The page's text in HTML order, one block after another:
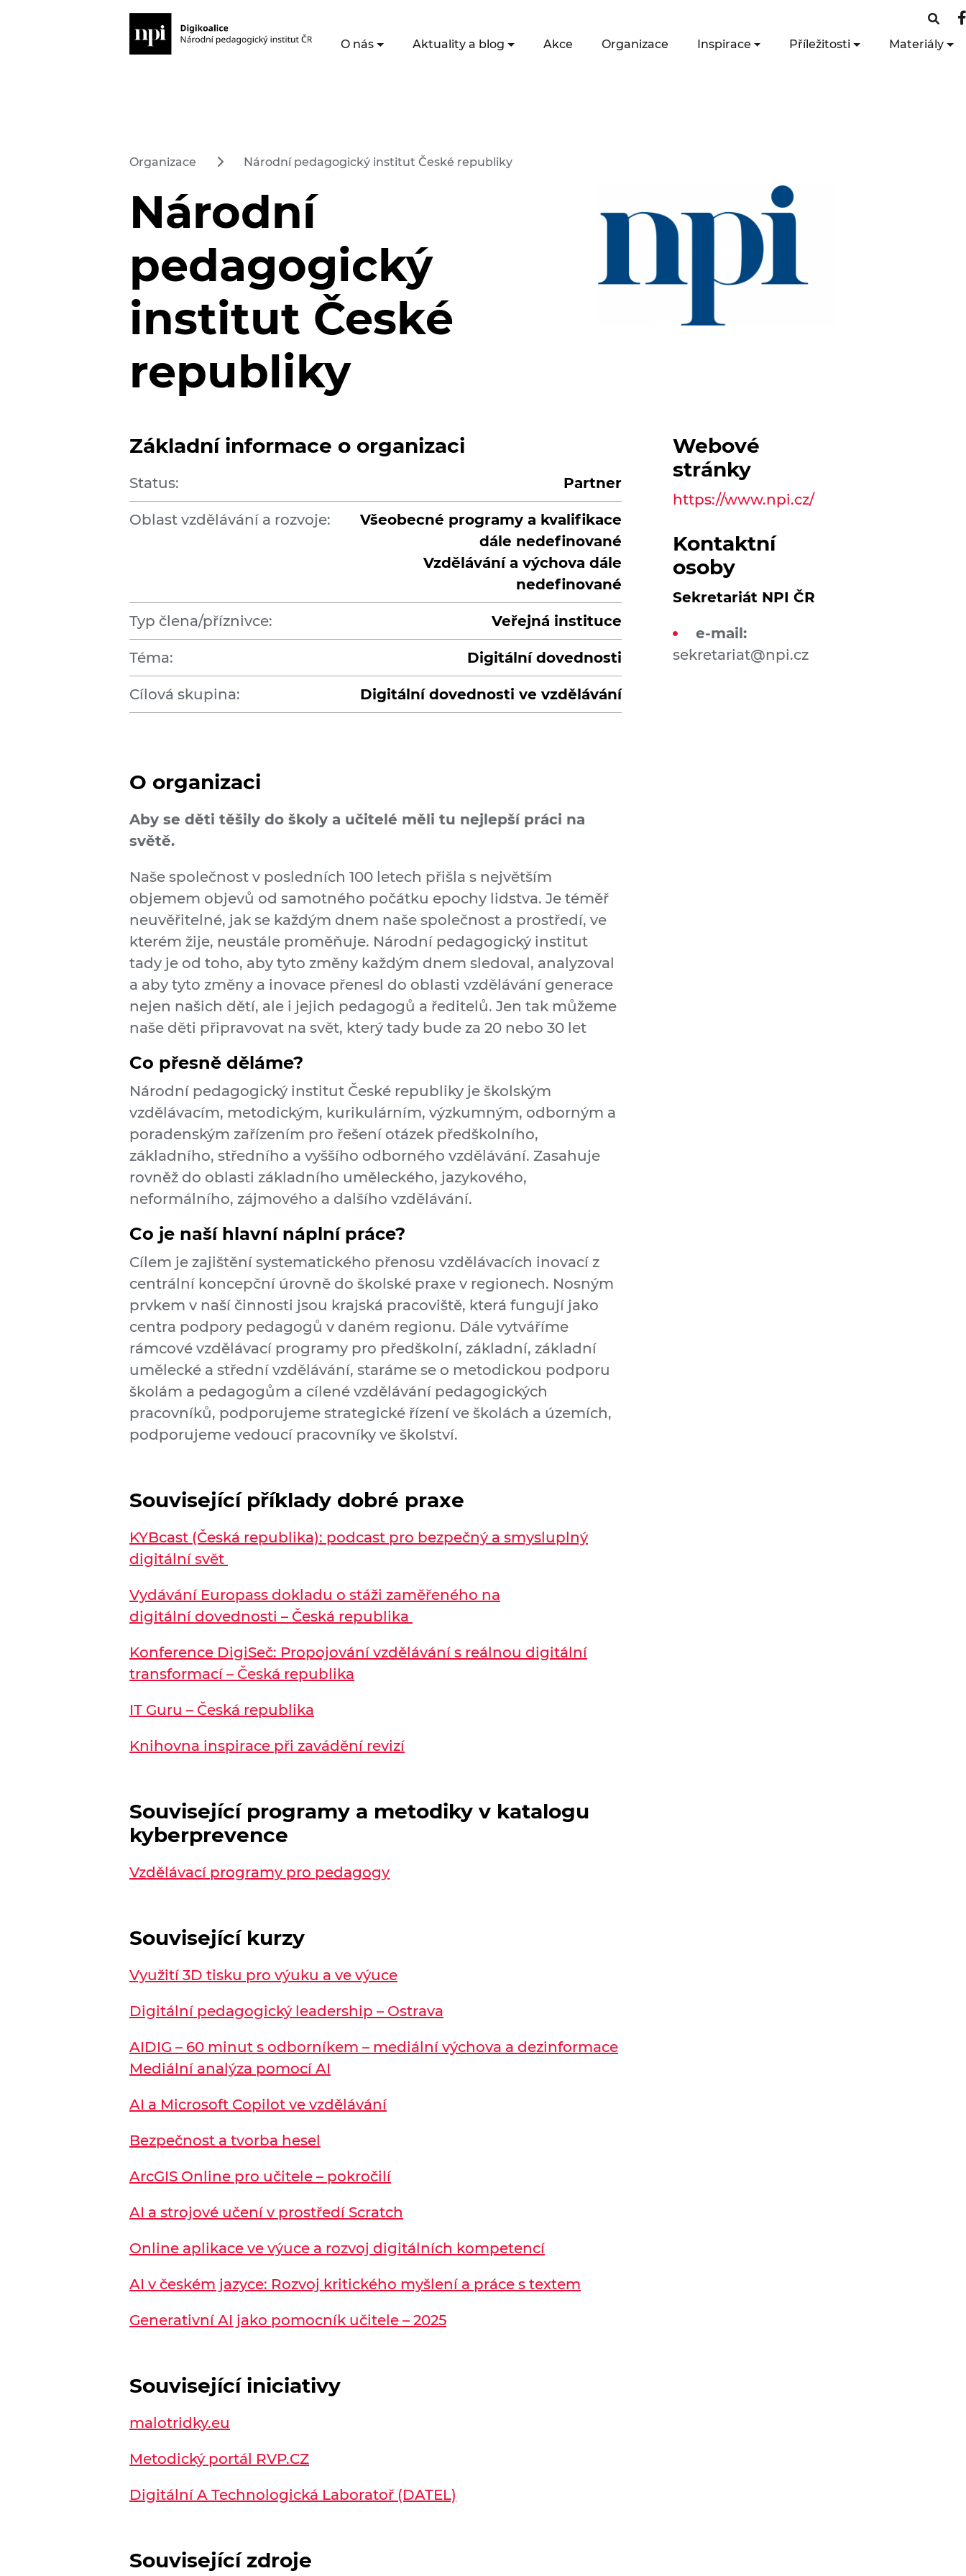
O nás Aktuality a blog Akce Organizace Inspirace Příležitosti Materiály
Organizace Národní pedagogický institut České republiky
Národní
pedagogický
institut České
republiky
Základní informace o organizaci
Status: Partner
Oblast vzdělávání a rozvoje:
Všeobecné programy a kvalifikace
dále nedefinované
Vzdělávání a výchova dále
nedefinované
Typ člena/příznivce: Veřejná instituce
Téma: Digitální dovednosti
Cílová skupina: Digitální dovednosti ve vzdělávání
O organizaci
Aby se děti těšily do školy a učitelé měli tu nejlepší práci na
světě.
Naše společnost v posledních 100 letech přišla s největším
objemem objevů od samotného počátku epochy lidstva. Je téměř
neuvěřitelné, jak se každým dnem naše společnost a prostředí, ve
kterém žije, neustále proměňuje. Národní pedagogický institut
tady je od toho, aby tyto změny každým dnem sledoval, analyzoval
a aby tyto změny a inovace přenesl do oblasti vzdělávání generace
nejen našich dětí, ale i jejich pedagogů a ředitelů. Jen tak můžeme
naše děti připravovat na svět, který tady bude za 20 nebo 30 let
Co přesně děláme?
Národní pedagogický institut České republiky je školským
vzdělávacím, metodickým, kurikulárním, výzkumným, odborným a
poradenským zařízením pro řešení otázek předškolního,
základního, středního a vyššího odborného vzdělávání. Zasahuje
rovněž do oblasti základního uměleckého, jazykového,
neformálního, zájmového a dalšího vzdělávání.
Co je naší hlavní náplní práce?
Cílem je zajištění systematického přenosu vzdělávacích inovací z
centrální koncepční úrovně do školské praxe v regionech. Nosným
prvkem v naší činnosti jsou krajská pracoviště, která fungují jako
centra podpory pedagogů v daném regionu. Dále vytváříme
rámcové vzdělávací programy pro předškolní, základní, základní
umělecké a střední vzdělávání, staráme se o metodickou podporu
školám a pedagogům a cílené vzdělávání pedagogických
pracovníků, podporujeme strategické řízení ve školách a územích,
podporujeme vedoucí pracovníky ve školství.
Související příklady dobré praxe
KYBcast (Česká republika): podcast pro bezpečný a smysluplný
digitální svět
Vydávání Europass dokladu o stáži zaměřeného na
digitální dovednosti – Česká republika
Konference DigiSeč: Propojování vzdělávání s reálnou digitální
transformací – Česká republika
IT Guru – Česká republika
Knihovna inspirace při zavádění revizí
Související programy a metodiky v katalogu
kyberprevence
Vzdělávací programy pro pedagogy
Související kurzy
Využití 3D tisku pro výuku a ve výuce
Digitální pedagogický leadership – Ostrava
AIDIG – 60 minut s odborníkem – mediální výchova a dezinformace
Mediální analýza pomocí AI
AI a Microsoft Copilot ve vzdělávání
Bezpečnost a tvorba hesel
ArcGIS Online pro učitele – pokročilí
AI a strojové učení v prostředí Scratch
Online aplikace ve výuce a rozvoj digitálních kompetencí
AI v českém jazyce: Rozvoj kritického myšlení a práce s textem
Generativní AI jako pomocník učitele – 2025
Související iniciativy
malotridky.eu
Metodický portál RVP.CZ
Digitální A Technologická Laboratoř (DATEL)
Související zdroje
Webové
stránky
https://www.npi.cz/
Kontaktní
osoby
Sekretariát NPI ČR
e-mail:
sekretariat@npi.cz